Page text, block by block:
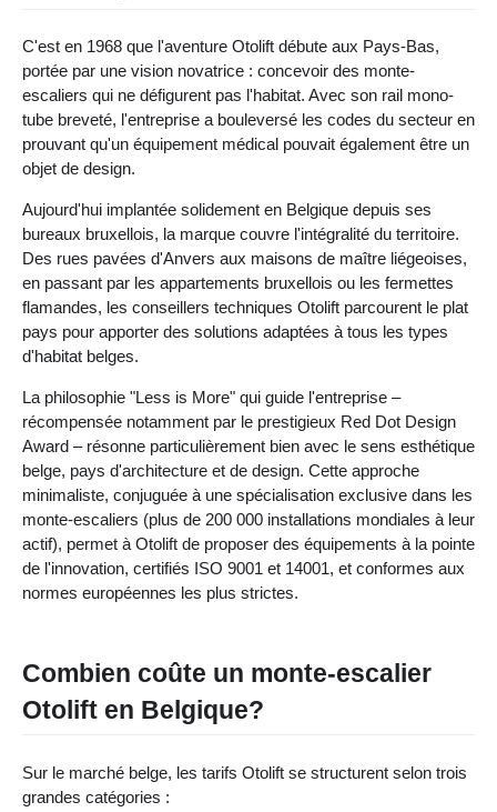
C'est en 1968 que l'aventure Otolift débute aux Pays-Bas,
portée par une vision novatrice : concevoir des monte-
escaliers qui ne défigurent pas l'habitat. Avec son rail mono-
tube breveté, l'entreprise a bouleversé les codes du secteur en
prouvant qu'un équipement médical pouvait également être un
objet de design.
Aujourd'hui implantée solidement en Belgique depuis ses
bureaux bruxellois, la marque couvre l'intégralité du territoire.
Des rues pavées d'Anvers aux maisons de maître liégeoises,
en passant par les appartements bruxellois ou les fermettes
flamandes, les conseillers techniques Otolift parcourent le plat
pays pour apporter des solutions adaptées à tous les types
d'habitat belges.
La philosophie "Less is More" qui guide l'entreprise –
récompensée notamment par le prestigieux Red Dot Design
Award – résonne particulièrement bien avec le sens esthétique
belge, pays d'architecture et de design. Cette approche
minimaliste, conjuguée à une spécialisation exclusive dans les
monte-escaliers (plus de 200 000 installations mondiales à leur
actif), permet à Otolift de proposer des équipements à la pointe
de l'innovation, certifiés ISO 9001 et 14001, et conformes aux
normes européennes les plus strictes.
Combien coûte un monte-escalier
Otolift en Belgique?
Sur le marché belge, les tarifs Otolift se structurent selon trois
grandes catégories :